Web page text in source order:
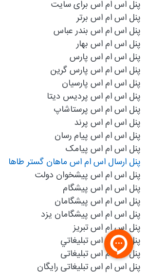
پنل اس ام اس برای سایت
پنل اس ام اس برتر
پنل اس ام اس بندر عباس
پنل اس ام اس بهار
پنل اس ام اس پارس
پنل اس ام اس پارس گرین
پنل اس ام اس پارسیان
پنل اس ام اس پردیس دیتا
پنل اس ام اس پرستاشاپ
پنل اس ام اس پرند
پنل اس ام اس پیام رسان
پنل اس ام اس پیامک
پنل ارسال اس ام اس ماهان گستر طاها
پنل اس ام اس پیشخوان دولت
پنل اس ام اس پیشگام
پنل اس ام اس پیشگامان
پنل اس ام اس پیشگامان یزد
پنل اس ام اس تبریز
پنل اس ام اس تبليغاتي
پنل اس ام اس تبلیغاتی
پنل اس ام اس تبلیغاتی رایگان